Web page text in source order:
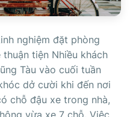
nghiệm đặt phòng
tiện Nhiều khách
Tàu vào cuối tuần
dở cười khi đến nơi
chỗ đậu xe trong nhà,